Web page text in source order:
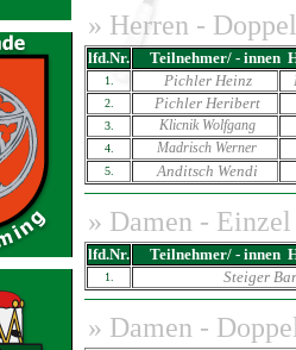
» Herren - Doppel
lfd.Nr. Teilnehmer/ - innen
1. Pichler Heinz
2. Pichler Heribert
3. Klicnik Wolfgang
4. Madrisch Werner
5. Anditsch Wendi
» Damen - Einzel
lfd.Nr. Teilnehmer/ - innen
1. Steiger
» Damen -